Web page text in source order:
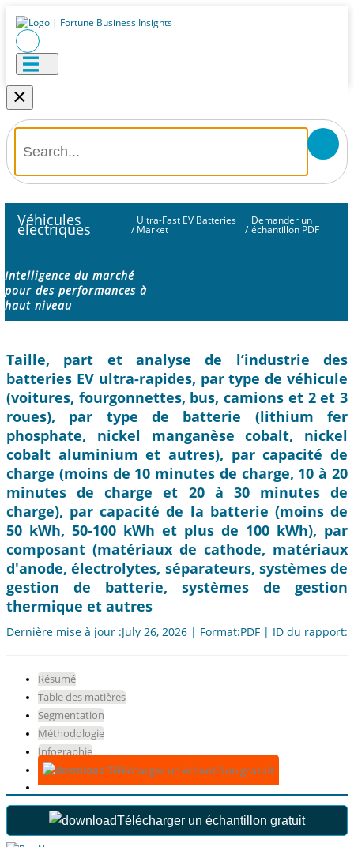
×
Véhicules
électriques /
Ultra-Fast EV Batteries
Market /
Demander un
échantillon PDF
Intelligence du marché
pour des performances à
haut niveau
Taille, part et analyse de l’industrie des
batteries EV ultra-rapides, par type de véhicule
(voitures, fourgonnettes, bus, camions et 2 et 3
roues), par type de batterie (lithium fer
phosphate, nickel manganèse cobalt, nickel
cobalt aluminium et autres), par capacité de
charge (moins de 10 minutes de charge, 10 à 20
minutes de charge et 20 à 30 minutes de
charge), par capacité de la batterie (moins de
50 kWh, 50-100 kWh et plus de 100 kWh), par
composant (matériaux de cathode, matériaux
d'anode, électrolytes, séparateurs, systèmes de
gestion de batterie, systèmes de gestion
thermique et autres
Dernière mise à jour :July 26, 2026 | Format:PDF | ID du rapport:
Résumé
Table des matières
Segmentation
Méthodologie
Infographie
Télécharger un échantillon gratuit
Télécharger un échantillon gratuit